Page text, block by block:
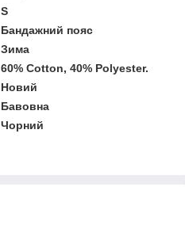
S
Бандажний пояс
Зима
60% Cotton, 40% Polyester.
Новий
Бавовна
Чорний